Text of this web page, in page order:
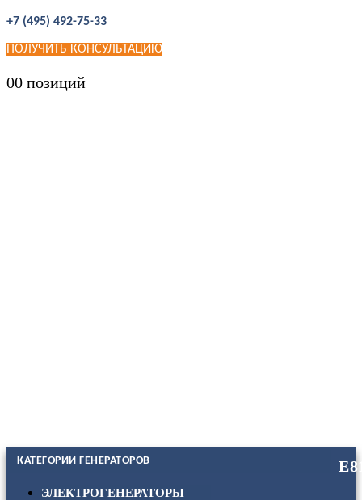
+7 (495) 492-75-33
ПОЛУЧИТЬ КОНСУЛЬТАЦИЮ
00 позиций
КАТЕГОРИИ ГЕНЕРАТОРОВ
ЭЛЕКТРОГЕНЕРАТОРЫ